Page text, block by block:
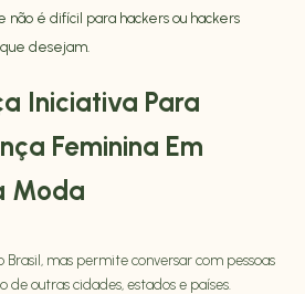
não é difícil para hackers ou hackers
desejam.
Iniciativa Para
Feminina Em
Moda
Brasil, mas permite conversar com pessoas
outras cidades, estados e países.